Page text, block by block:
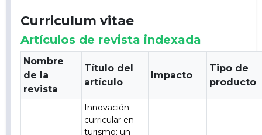
Curriculum vitae
Artículos de revista indexada
Nombre
de la
revista
Título del
artículo
Impacto
Tipo de
producto
Innovación
curricular en
turismo: un